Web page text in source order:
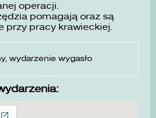
operacji.
pomagają oraz są
przy pracy krawieckiej.
wydarzenie wygasło